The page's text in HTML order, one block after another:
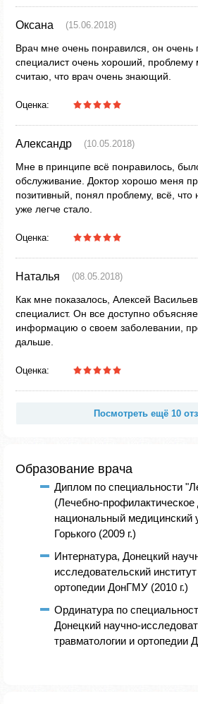
Оксана (15.06.2018)
Врач мне очень понравился, он очень
специалист очень хороший,
считаю, что врач очень знающий.
Оценка:
Александр (10.05.2018)
Мне в принципе всё понравилось,
обслуживание. Доктор хорошо меня
позитивный, понял проблему, всё,
уже легче стало.
Оценка:
Наталья (08.05.2018)
Как мне показалось, Алексей
специалист. Он все доступно
информацию о своем заболевании,
дальше.
Оценка:
Посмотреть ещё 10
Образование врача
Диплом по специальности
(Лечебно-
национальный медицинский
Горького (2009 г.)
Интернатура, Донецкий
исследовательский
ортопедии ДонГМУ (2010 г.)
Ординатура по
Донецкий научно-
травматологии и ортопедии